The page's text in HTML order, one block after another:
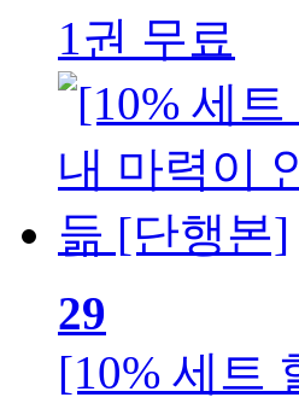
1권 무료
29
[10% 세트